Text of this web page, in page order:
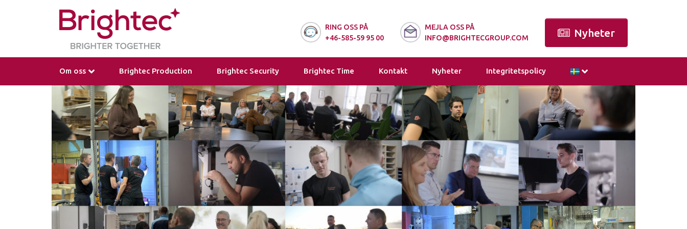
RING OSS PÅ
+46-585-59 95 00
MEJLA OSS PÅ
INFO@BRIGHTECGROUP.COM
Nyheter
Om oss
Vår Historia, Nutid och Framtid
Brightec Production Brightec Security Brightec Time Kontakt Nyheter Integritetspolicy